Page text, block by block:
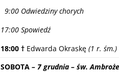
9:00 Odwiedziny chorych
17:00 Spowiedź
18:00 † Edwarda Okraskę (1 r. śm.)
SOBOTA – 7 grudnia – św.